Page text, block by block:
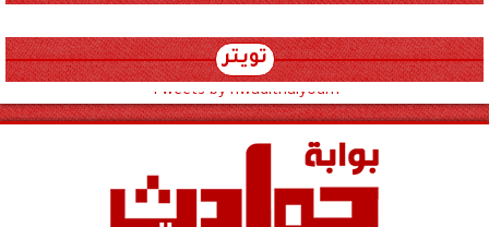
تويتر
Tweets by hwadithalyoum